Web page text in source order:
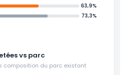
63,9%
73,3%
vs parc
composition du parc existant